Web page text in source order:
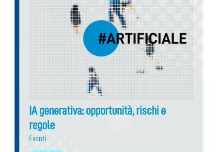
IA generativa: opportunità, rischi e
regole
Eventi